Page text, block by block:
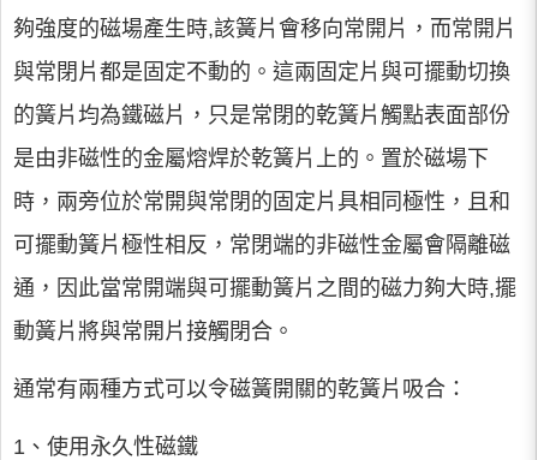
夠強度的磁場產生時,該簧片會移向常開片，而常開片
與常閉片都是固定不動的。這兩固定片與可擺動切換
的簧片均為鐵磁片，只是常閉的乾簧片觸點表面部份
是由非磁性的金屬熔焊於乾簧片上的。置於磁場下
時，兩旁位於常開與常閉的固定片具相同極性，且和
可擺動簧片極性相反，常閉端的非磁性金屬會隔離磁
通，因此當常開端與可擺動簧片之間的磁力夠大時,擺
動簧片將與常開片接觸閉合。
通常有兩種方式可以令磁簧開關的乾簧片吸合：
1、使用永久性磁鐵